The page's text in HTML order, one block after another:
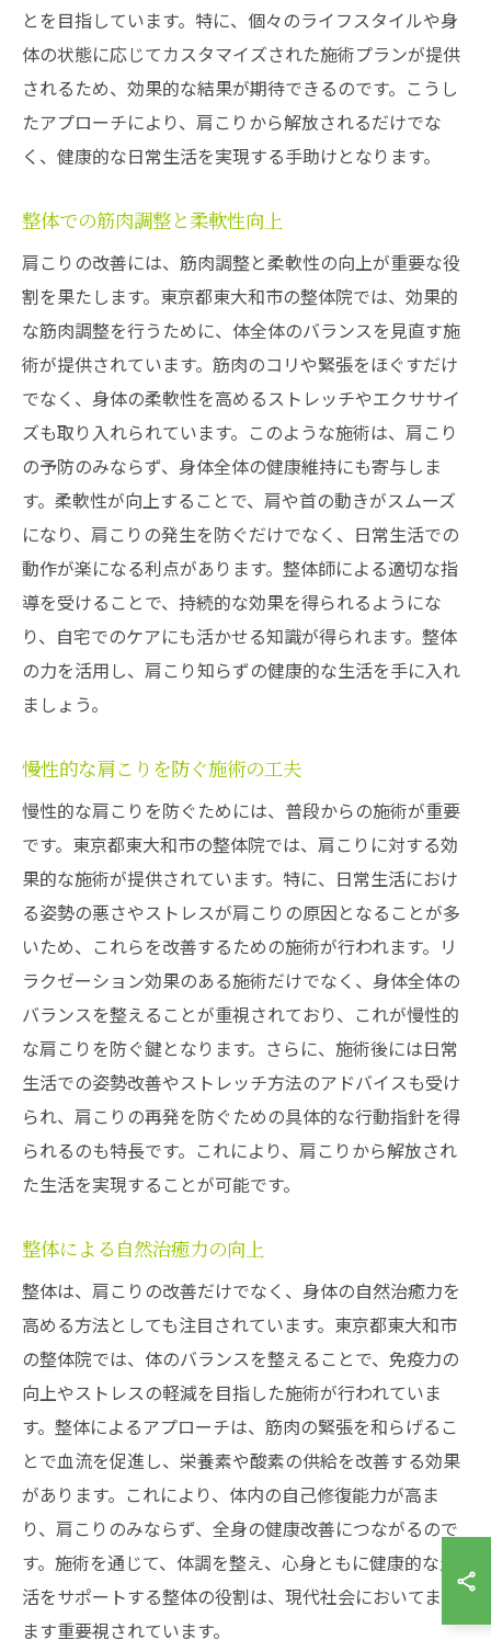
とを目指しています。特に、個々のライフスタイルや身
体の状態に応じてカスタマイズされた施術プランが提供
されるため、効果的な結果が期待できるのです。こうし
たアプローチにより、肩こりから解放されるだけでな
く、健康的な日常生活を実現する手助けとなります。
整体での筋肉調整と柔軟性向上
肩こりの改善には、筋肉調整と柔軟性の向上が重要な役
割を果たします。東京都東大和市の整体院では、効果的
な筋肉調整を行うために、体全体のバランスを見直す施
術が提供されています。筋肉のコリや緊張をほぐすだけ
でなく、身体の柔軟性を高めるストレッチやエクササイ
ズも取り入れられています。このような施術は、肩こり
の予防のみならず、身体全体の健康維持にも寄与しま
す。柔軟性が向上することで、肩や首の動きがスムーズ
になり、肩こりの発生を防ぐだけでなく、日常生活での
動作が楽になる利点があります。整体師による適切な指
導を受けることで、持続的な効果を得られるようにな
り、自宅でのケアにも活かせる知識が得られます。整体
の力を活用し、肩こり知らずの健康的な生活を手に入れ
ましょう。
慢性的な肩こりを防ぐ施術の工夫
慢性的な肩こりを防ぐためには、普段からの施術が重要
です。東京都東大和市の整体院では、肩こりに対する効
果的な施術が提供されています。特に、日常生活におけ
る姿勢の悪さやストレスが肩こりの原因となることが多
いため、これらを改善するための施術が行われます。リ
ラクゼーション効果のある施術だけでなく、身体全体の
バランスを整えることが重視されており、これが慢性的
な肩こりを防ぐ鍵となります。さらに、施術後には日常
生活での姿勢改善やストレッチ方法のアドバイスも受け
られ、肩こりの再発を防ぐための具体的な行動指針を得
られるのも特長です。これにより、肩こりから解放され
た生活を実現することが可能です。
整体による自然治癒力の向上
整体は、肩こりの改善だけでなく、身体の自然治癒力を
高める方法としても注目されています。東京都東大和市
の整体院では、体のバランスを整えることで、免疫力の
向上やストレスの軽減を目指した施術が行われていま
す。整体によるアプローチは、筋肉の緊張を和らげるこ
とで血流を促進し、栄養素や酸素の供給を改善する効果
があります。これにより、体内の自己修復能力が高ま
り、肩こりのみならず、全身の健康改善につながるので
す。施術を通じて、体調を整え、心身ともに健康的な生
活をサポートする整体の役割は、現代社会においてます
ます重要視されています。